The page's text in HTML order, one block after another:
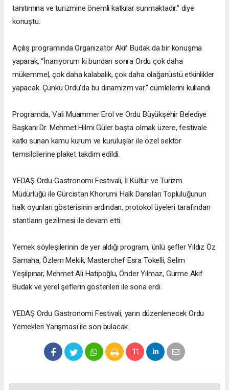
tanıtımına ve turizmine önemli katkılar sunmaktadır.” diye
konuştu.
Açılış programında Organizatör Akif Budak da bir konuşma
yaparak, “İnanıyorum ki bundan sonra Ordu çok daha
mükemmel, çok daha kalabalık, çok daha olağanüstü etkinlikler
yapacak. Çünkü Ordu'da bu dinamizm var.” cümlelerini kullandı.
Programda, Vali Muammer Erol ve Ordu Büyükşehir Belediye
Başkanı Dr. Mehmet Hilmi Güler başta olmak üzere, festivale
katkı sunan kamu kurum ve kuruluşlar ile özel sektör
temsilcilerine plaket takdim edildi.
YEDAŞ Ordu Gastronomi Festivali, İl Kültür ve Turizm
Müdürlüğü ile Gürcistan Khorumi Halk Dansları Topluluğunun
halk oyunları gösterisinin ardından, protokol üyeleri tarafından
stantların gezilmesi ile devam etti.
Yemek söyleşilerinin de yer aldığı program, ünlü şefler Yıldız Öz
Samaha, Özlem Mekik, Masterchef Esra Tokelli, Selim
Yeşilpınar, Mehmet Ali Hatipoğlu, Önder Yılmaz, Gurme Akif
Budak ve yerel şeflerin gösterileri ile sona erdi.
YEDAŞ Ordu Gastronomi Festivali, yarın düzenlenecek Ordu
Yemekleri Yarışması ile son bulacak.